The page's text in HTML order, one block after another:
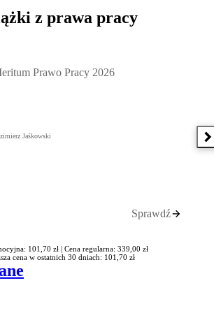
z prawa pracy
Prawo Pracy 2026, Kazimierz Jaśkowski -
Prawo Pracy 2026
Jaśkowski
Sprawdź
101,70 zł | Cena regularna: 339,00 zł
cena w ostatnich 30 dniach: 101,70 zł